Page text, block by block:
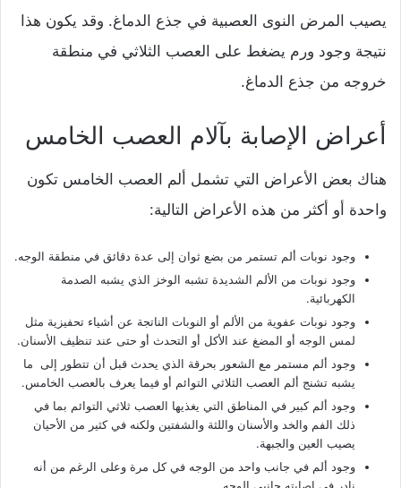
يصيب المرض النوى العصبية في جذع الدماغ. وقد يكون هذا
نتيجة وجود ورم يضغط على العصب الثلاثي في منطقة
خروجه من جذع الدماغ.
أعراض الإصابة بآلام العصب الخامس
هناك بعض الأعراض التي تشمل ألم العصب الخامس تكون
واحدة أو أكثر من هذه الأعراض التالية:
وجود نوبات ألم تستمر من بضع ثوان إلى عدة دقائق في منطقة الوجه.
وجود نوبات من الألم الشديدة تشبه الوخز الذي يشبه الصدمة
الكهربائية.
وجود نوبات عفوية من الألم أو النوبات الناتجة عن أشياء تحفيزية مثل
لمس الوجه أو المضغ عند الأكل أو التحدث أو حتى عند تنظيف الأسنان.
وجود ألم مستمر مع الشعور بحرقة الذي يحدث قبل أن تتطور إلى ما
يشبه تشنج ألم العصب الثلاثي التوائم أو فيما يعرف بالعصب الخامس.
وجود ألم كبير في المناطق التي يغذيها العصب ثلاثي التوائم بما في
ذلك الفم والخد والأسنان واللثة والشفتين ولكنه في كثير من الأحيان
يصيب العين والجبهة.
وجود ألم في جانب واحد من الوجه في كل مرة وعلى الرغم من أنه